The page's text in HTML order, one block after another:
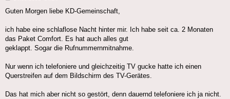
Guten Morgen liebe KD-Gemeinschaft,
ich habe eine schlaflose Nacht hinter mir. Ich habe seit ca. 2 Monaten
das Paket Comfort. Es hat auch alles gut
geklappt. Sogar die Rufnummernmitnahme.
Nur wenn ich telefoniere und gleichzeitig TV gucke hatte ich einen
Querstreifen auf dem Bildschirm des TV-Gerätes.
Das hat mich aber nicht so gestört, denn dauernd telefoniere ich ja nicht.